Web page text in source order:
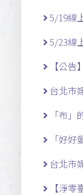
5/19線
5/23線
【公告
台北市
「布」
「好好
台北市
【淨零